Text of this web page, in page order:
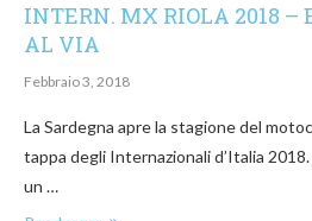
INTERN. MX RIOLA 2018 –
AL VIA
Febbraio 3, 2018
La Sardegna apre la stagione del
tappa degli Internazionali d’Italia
un …